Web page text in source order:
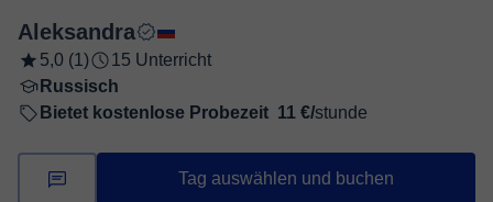
Aleksandra
5,0 (1)
15 Unterricht
Russisch
Bietet kostenlose Probezeit 11 €/stunde
Tag auswählen und buchen